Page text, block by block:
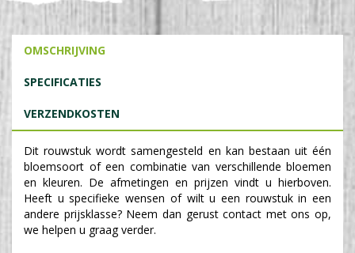
OMSCHRIJVING
SPECIFICATIES
VERZENDKOSTEN
Dit rouwstuk wordt samengesteld en kan bestaan uit één
bloemsoort of een combinatie van verschillende bloemen
en kleuren. De afmetingen en prijzen vindt u hierboven.
Heeft u specifieke wensen of wilt u een rouwstuk in een
andere prijsklasse? Neem dan gerust contact met ons op,
we helpen u graag verder.